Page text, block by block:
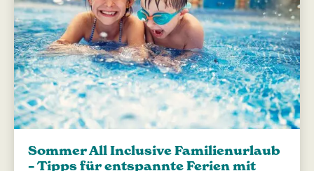
Sommer All Inclusive Familienurlaub
– Tipps für entspannte Ferien mit